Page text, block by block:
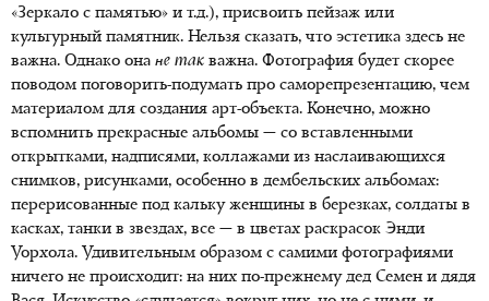
«Зеркало с памятью» и т.д.), присвоить пейзаж или
культурный памятник. Нельзя сказать, что эстетика здесь не
важна. Однако она не так важна. Фотография будет скорее
поводом поговорить-подумать про саморепрезентацию, чем
материалом для создания арт-объекта. Конечно, можно
вспомнить прекрасные альбомы — со вставленными
открытками, надписями, коллажами из наслаивающихся
снимков, рисунками, особенно в дембельских альбомах:
перерисованные под кальку женщины в березках, солдаты в
касках, танки в звездах, все — в цветах раскрасок Энди
Уорхола. Удивительным образом с самими фотографиями
ничего не происходит: на них по-прежнему дед Семен и дядя